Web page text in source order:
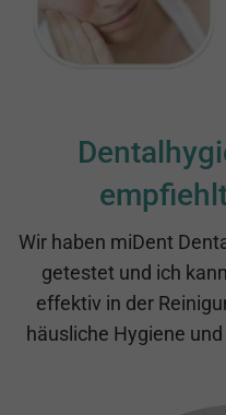
Wir haben miDent
getestet und ich
effektiv in der
häusliche Hygiene